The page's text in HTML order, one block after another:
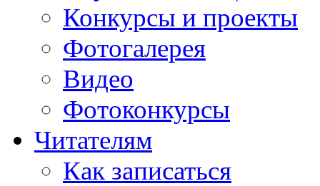
Конкурсы и проекты
Фотогалерея
Видео
Фотоконкурсы
Читателям
Как записаться